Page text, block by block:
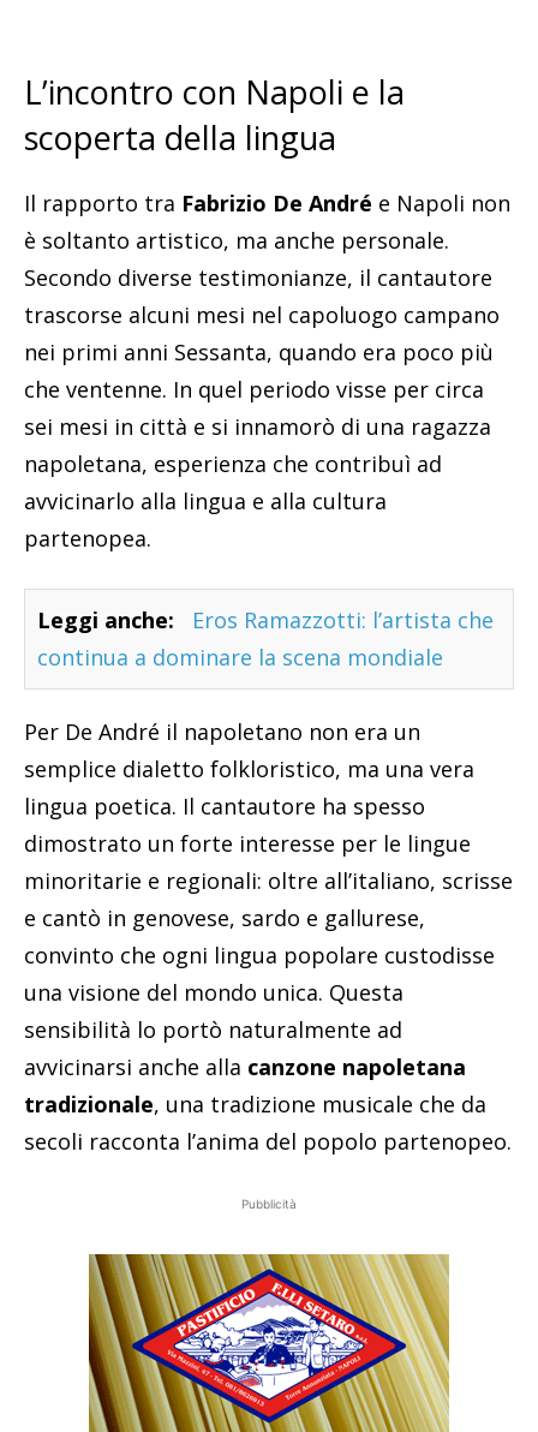
L’incontro con Napoli e la
scoperta della lingua
Il rapporto tra Fabrizio De André e Napoli non
è soltanto artistico, ma anche personale.
Secondo diverse testimonianze, il cantautore
trascorse alcuni mesi nel capoluogo campano
nei primi anni Sessanta, quando era poco più
che ventenne. In quel periodo visse per circa
sei mesi in città e si innamorò di una ragazza
napoletana, esperienza che contribuì ad
avvicinarlo alla lingua e alla cultura
partenopea.
Leggi anche:
Eros Ramazzotti: l’artista che
continua a dominare la scena mondiale
Per De André il napoletano non era un
semplice dialetto folkloristico, ma una vera
lingua poetica. Il cantautore ha spesso
dimostrato un forte interesse per le lingue
minoritarie e regionali: oltre all’italiano, scrisse
e cantò in genovese, sardo e gallurese,
convinto che ogni lingua popolare custodisse
una visione del mondo unica. Questa
sensibilità lo portò naturalmente ad
avvicinarsi anche alla canzone napoletana
tradizionale, una tradizione musicale che da
secoli racconta l’anima del popolo partenopeo.
Pubblicità